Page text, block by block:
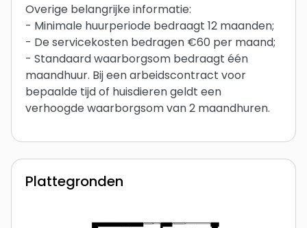
Overige belangrijke informatie:
- Minimale huurperiode bedraagt 12 maanden;
- De servicekosten bedragen €60 per maand;
- Standaard waarborgsom bedraagt één
maandhuur. Bij een arbeidscontract voor
bepaalde tijd of huisdieren geldt een
verhoogde waarborgsom van 2 maandhuren.
Plattegronden